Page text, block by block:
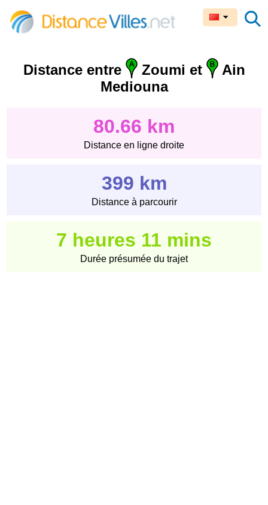
Distance entre Zoumi et
Ain
Mediouna
80.66 km
Distance en ligne droite
399 km
Distance à parcourir
7 heures 11 mins
Durée présumée du trajet